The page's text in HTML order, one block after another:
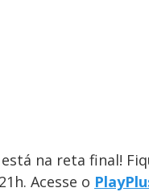
na reta final!
Acesse o